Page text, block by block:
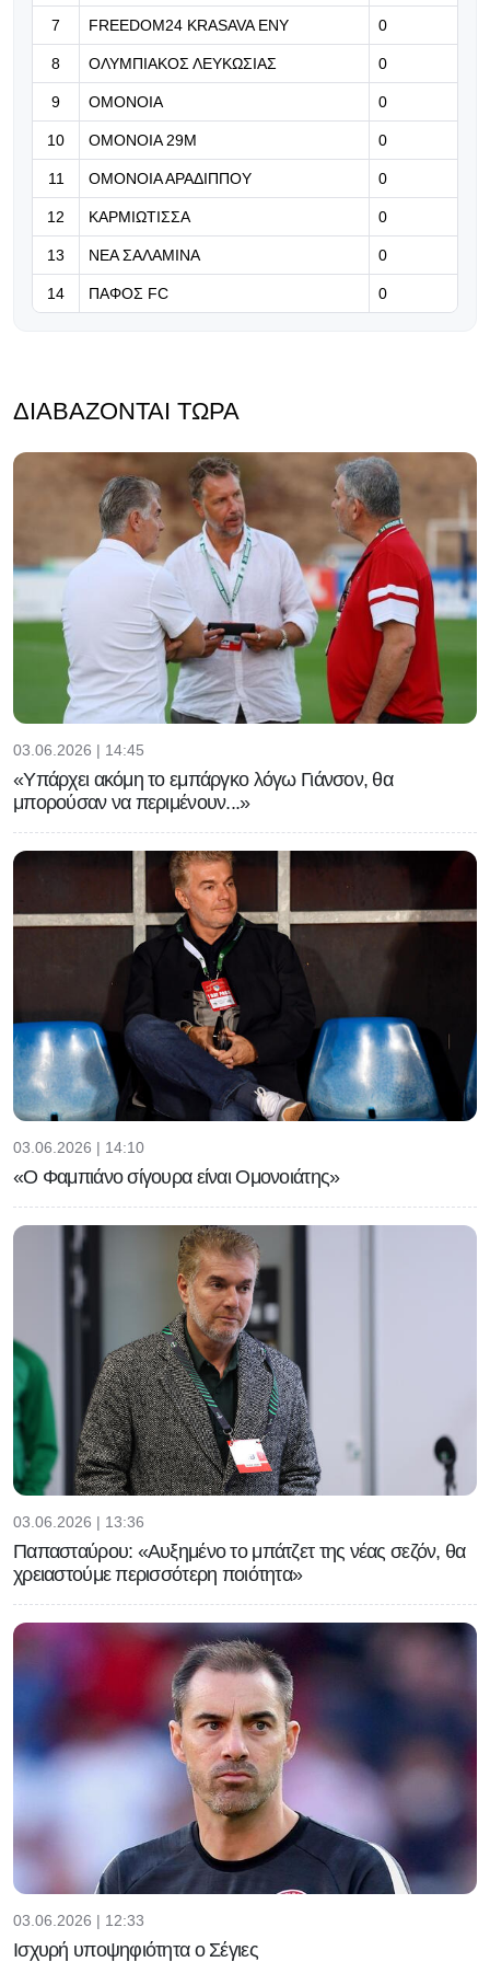
09.08.2026 | 12:10
Οι ευχές της ΕΠΟ στον Ρεχάγκελ
για τα 88α γενέθλια του
09.08.2026 | 11:57
Αύξηση φημών για Κουαντρεντί
7 FREEDOM24 KRASAVA ΕΝΥ 0
8 ΟΛΥΜΠΙΑΚΟΣ ΛΕΥΚΩΣΙΑΣ 0
9 ΟΜΟΝΟΙΑ 0
10 ΟΜΟΝΟΙΑ 29Μ 0
11 ΟΜΟΝΟΙΑ ΑΡΑΔΙΠΠΟΥ 0
12 ΚΑΡΜΙΩΤΙΣΣΑ 0
13 ΝΕΑ ΣΑΛΑΜΙΝΑ 0
14 ΠΑΦΟΣ FC 0
ΔΙΑΒΆΖΟΝΤΑΙ ΤΏΡΑ
03.06.2026 | 14:45
«Υπάρχει ακόμη το εμπάργκο λόγω Γιάνσον, θα
μπορούσαν να περιμένουν...»
03.06.2026 | 14:10
«Ο Φαμπιάνο σίγουρα είναι Ομονοιάτης»
03.06.2026 | 13:36
Παπασταύρου: «Αυξημένο το μπάτζετ της νέας σεζόν, θα
χρειαστούμε περισσότερη ποιότητα»
03.06.2026 | 12:33
Ισχυρή υποψηφιότητα ο Σέγιες